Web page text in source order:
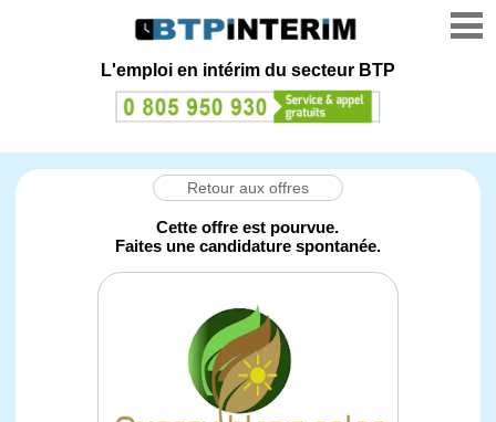
L'emploi en intérim du secteur BTP
Retour aux offres
Cette offre est pourvue.
Faites une candidature spontanée.